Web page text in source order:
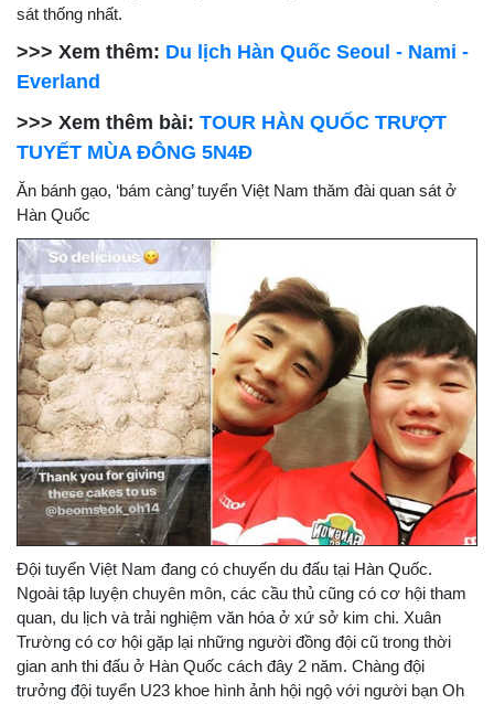
sát thống nhất.
>>> Xem thêm: Du lịch Hàn Quốc Seoul - Nami -
Everland
>>> Xem thêm bài: TOUR HÀN QUỐC TRƯỢT
TUYẾT MÙA ĐÔNG 5N4Đ
Ăn bánh gạo, ‘bám càng’ tuyển Việt Nam thăm đài quan sát ở
Hàn Quốc
Đội tuyển Việt Nam đang có chuyến du đấu tại Hàn Quốc.
Ngoài tập luyện chuyên môn, các cầu thủ cũng có cơ hội tham
quan, du lịch và trải nghiệm văn hóa ở xứ sở kim chi. Xuân
Trường có cơ hội gặp lại những người đồng đội cũ trong thời
gian anh thi đấu ở Hàn Quốc cách đây 2 năm. Chàng đội
trưởng đội tuyển U23 khoe hình ảnh hội ngộ với người bạn Oh